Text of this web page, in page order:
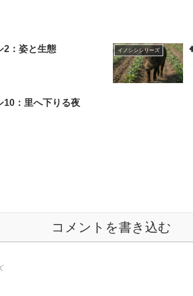
2：姿と生態 イノシシシリーズ
10：里へ下りる夜
コメントを書き込む